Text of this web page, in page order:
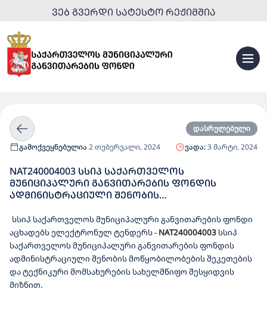
ᲕᲔᲑ ᲒᲕᲔᲠᲓᲘ ᲡᲐᲢᲔᲡᲢᲝ ᲠᲔᲟᲘᲛᲨᲘᲐ
დასრულებული
გამოქვეყნებულია 2 თებერვალი, 2024 ვადა:3 მარტი, 2024
NAT240004003 ᲡᲡᲘᲞ ᲡᲐᲥᲐᲠᲗᲕᲔᲚᲝᲡ
ᲛᲣᲜᲘᲪᲘᲞᲐᲚᲣᲠᲘ ᲒᲐᲜᲕᲘᲗᲐᲠᲔᲑᲘᲡ ᲤᲝᲜᲓᲘᲡ
ᲐᲓᲛᲘᲜᲘᲡᲢᲠᲐᲪᲘᲣᲚᲘ ᲨᲔᲜᲝᲑᲘᲡ
ᲛᲝᲛᲡᲐᲮᲣᲠᲔᲑᲘᲡ ᲡᲐᲮᲔᲚᲛᲬᲘᲤᲝ ᲨᲔᲡᲧᲘᲓᲕᲐ
სსიპ საქართველოს მუნიციპალური განვითარების ფონდი
აცხადებს ელექტრონულ ტენდერს- NAT240004003 სსიპ
საქართველოს მუნიციპალური განვითარების ფონდის
ადმინისტრაციული შენობის მოწყობილობების შეკეთების
და ტექნიკური მომსახურების სახელმწიფო შესყიდვის
მიზნით.